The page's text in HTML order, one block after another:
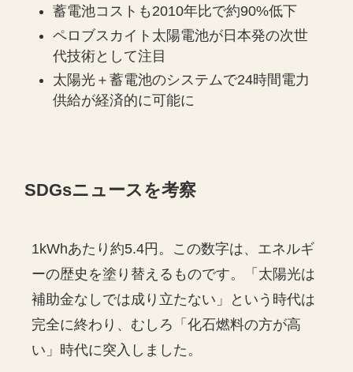
蓄電池コストも2010年比で約90%低下
ペロブスカイト太陽電池が日本発の次世
代技術として注目
太陽光＋蓄電池のシステムで24時間電力
供給が経済的に可能に
SDGsニュースを考察
1kWhあたり約5.4円。この数字は、エネルギ
ーの歴史を塗り替えるものです。「太陽光は
補助金なしでは成り立たない」という時代は
完全に終わり、むしろ「化石燃料の方が高
い」時代に突入しました。